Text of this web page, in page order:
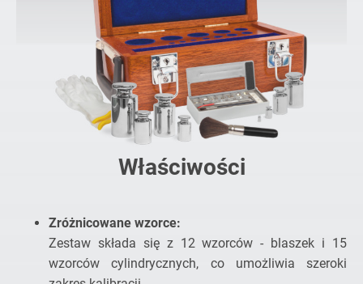
Właściwości
Zróżnicowane wzorce:
Zestaw składa się z 12 wzorców - blaszek i 15
wzorców cylindrycznych, co umożliwia szeroki